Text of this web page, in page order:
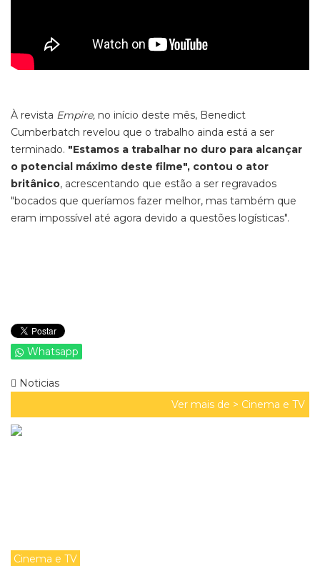
À revista Empire, no início deste mês, Benedict
Cumberbatch revelou que o trabalho ainda está a ser
terminado. "Estamos a trabalhar no duro para alcançar
o potencial máximo deste filme", contou o ator
britânico, acrescentando que estão a ser regravados
"bocados que queríamos fazer melhor, mas também que
eram impossível até agora devido a questões logísticas".
Whatsapp
Noticias
Ver mais de > Cinema e TV
Cinema e TV